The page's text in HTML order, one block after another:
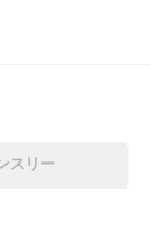
ア＝アデライン
ことに。ただの協
スリー